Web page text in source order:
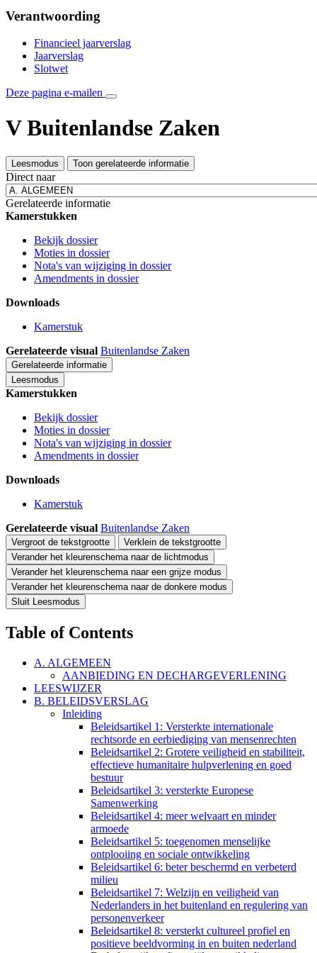
Verantwoording
Financieel jaarverslag
Jaarverslag
Slotwet
Deze pagina e-mailen
V Buitenlandse Zaken
Leesmodus Toon gerelateerde informatie
Direct naar
Gerelateerde informatie
Kamerstukken
Bekijk dossier
Moties in dossier
Nota's van wijziging in dossier
Amendments in dossier
Downloads
Kamerstuk
Gerelateerde visual Buitenlandse Zaken
Gerelateerde informatie
Leesmodus
Kamerstukken
Bekijk dossier
Moties in dossier
Nota's van wijziging in dossier
Amendments in dossier
Downloads
Kamerstuk
Gerelateerde visual Buitenlandse Zaken
Vergroot de tekstgrootte
Verklein de tekstgrootte
Verander het kleurenschema naar de lichtmodus
Verander het kleurenschema naar een grijze modus
Verander het kleurenschema naar de donkere modus
Sluit Leesmodus
Table of Contents
A. ALGEMEEN
AANBIEDING EN DECHARGEVERLENING
LEESWIJZER
B. BELEIDSVERSLAG
Inleiding
Beleidsartikel 1: Versterkte internationale
rechtsorde en eerbiediging van mensenrechten
Beleidsartikel 2: Grotere veiligheid en stabiliteit,
effectieve humanitaire hulpverlening en goed
bestuur
Beleidsartikel 3: versterkte Europese
Samenwerking
Beleidsartikel 4: meer welvaart en minder
armoede
Beleidsartikel 5: toegenomen menselijke
ontplooiing en sociale ontwikkeling
Beleidsartikel 6: beter beschermd en verbeterd
milieu
Beleidsartikel 7: Welzijn en veiligheid van
Nederlanders in het buitenland en regulering van
personenverkeer
Beleidsartikel 8: versterkt cultureel profiel en
positieve beeldvorming in en buiten nederland